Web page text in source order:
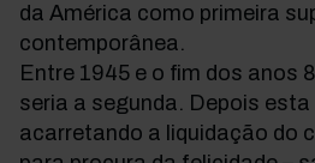
da América como primeira
contemporânea.
Entre 1945 e o fim dos anos
seria a segunda. Depois esta
acarretando a liquidação do